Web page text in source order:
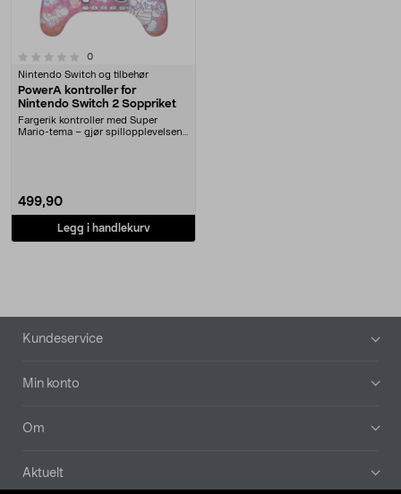
0anmeldelser
Nintendo Switch og tilbehør
PowerA kontroller for
Nintendo Switch 2 Soppriket
Fargerik kontroller med Super
Mario-tema – gjør spillopplevelsen
499,90
Legg i handlekurv
Bunntekst
Kundeservice
Min konto
Om
Aktuelt